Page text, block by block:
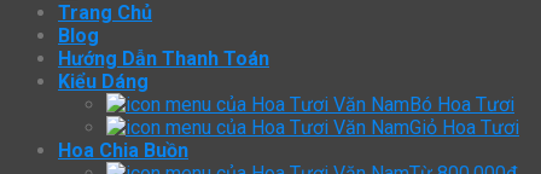
Trang Chủ
Blog
Hướng Dẫn Thanh Toán
Kiểu Dáng
Bó Hoa Tươi
Giỏ Hoa Tươi
Hoa Chia Buồn